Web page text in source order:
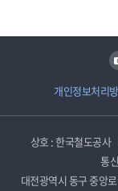
개인정보처리
상호 : 한국철도공사
통
대전광역시 동구 중앙